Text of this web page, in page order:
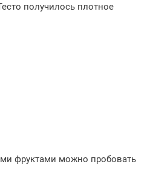
получилось плотное
фруктами можно пробовать